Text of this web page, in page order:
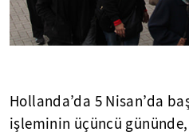
Hollanda’da 5 Nisan’da
işleminin üçüncü